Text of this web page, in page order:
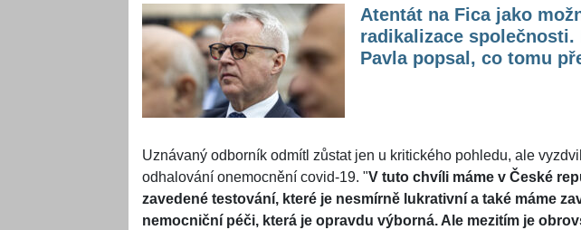
Atentát na Fica jako
radikalizace společnosti.
Pavla popsal, co tomu
Uznávaný odborník odmítl zůstat jen u kritického pohledu, ale
odhalování onemocnění covid-19. "V tuto chvíli máme v České
zavedené testování, které je nesmírně lukrativní a také máme
nemocniční péči, která je opravdu výborná. Ale mezitím je